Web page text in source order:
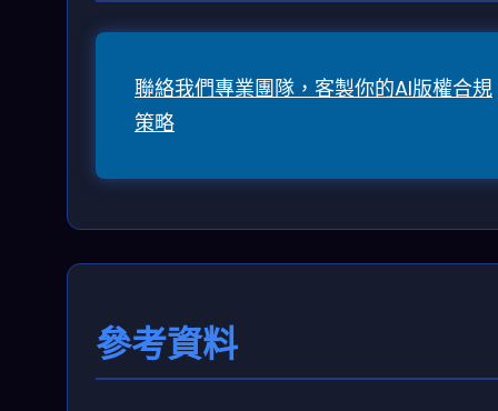
聯絡我們專業團隊，客製你的AI版權合規
策略
參考資料